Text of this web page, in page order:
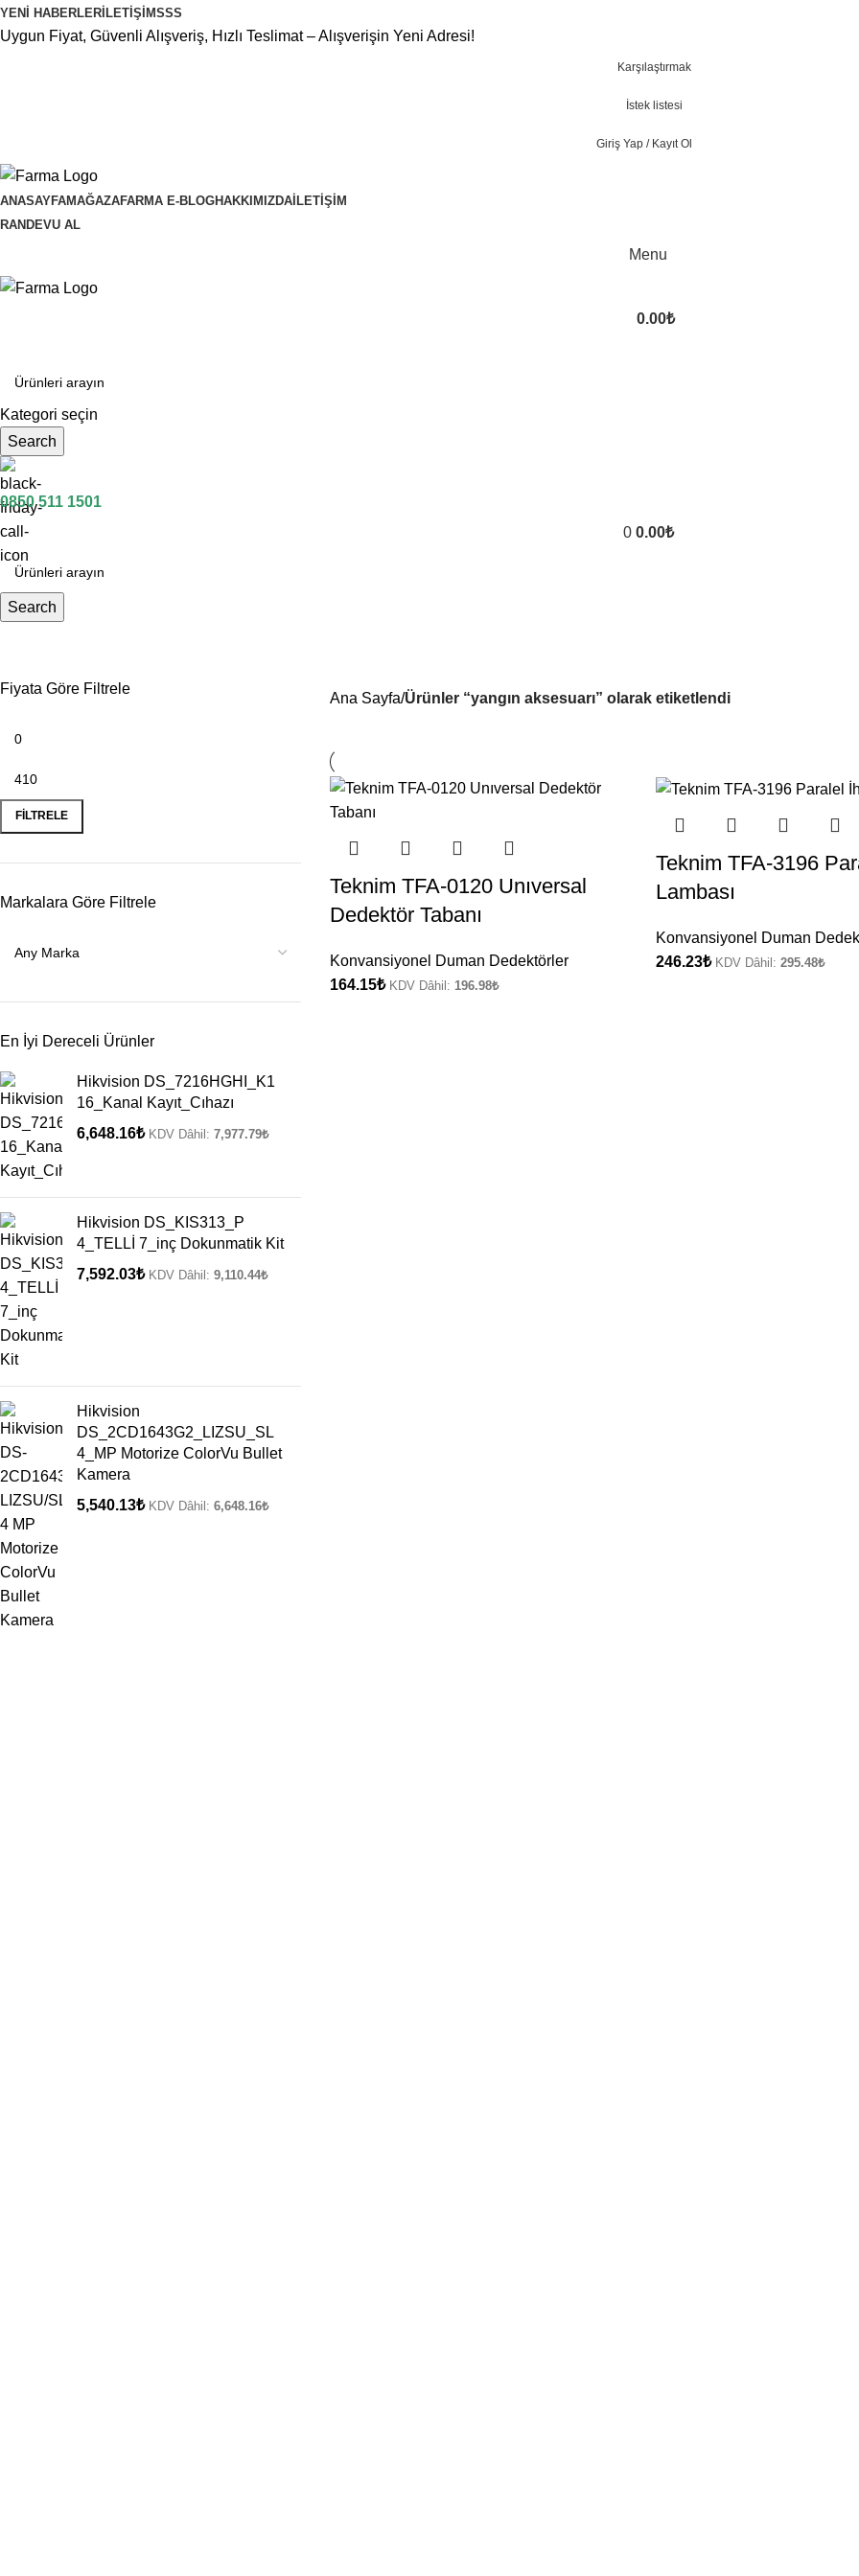
YENI HABERLER İLETIŞIMSSS
Uygun Fiyat, Güvenli Alışveriş, Hızlı Teslimat – Alışverişin Yeni Adresi!
Karşılaştırmak
İstek listesi
Giriş Yap / Kayıt Ol
ANASAYFAMAĞAZAFARMA E-BLOGHAKKIMIZDA İLETIŞIM
RANDEVU AL
Menu
0.00₺
Kategori seçin
Search
0850 511 1501
0 0.00₺
Search
Fiyata Göre Filtrele
FILTRELE
Markalara Göre Filtrele
En İyi Dereceli Ürünler
Hikvision DS_7216HGHI_K1
16_Kanal Kayıt_Cıhazı
6,648.16₺ KDV Dâhil: 7,977.79₺
Hikvision DS_KIS313_P
4_TELLİ 7_inç Dokunmatik Kit
7,592.03₺ KDV Dâhil: 9,110.44₺
Hikvision
DS_2CD1643G2_LIZSU_SL
4_MP Motorize ColorVu Bullet
Kamera
5,540.13₺ KDV Dâhil: 6,648.16₺
Ana Sayfa Ürünler “yangın aksesuarı” olarak etiketlendi
Teknim TFA-0120 Unıversal
Dedektör Tabanı
Konvansiyonel Duman Dedektörler
164.15₺ KDV Dâhil: 196.98₺
Teknim TFA-3196
Lambası
Konvansiyonel Duman
246.23₺ KDV Dâhil: 295.48₺